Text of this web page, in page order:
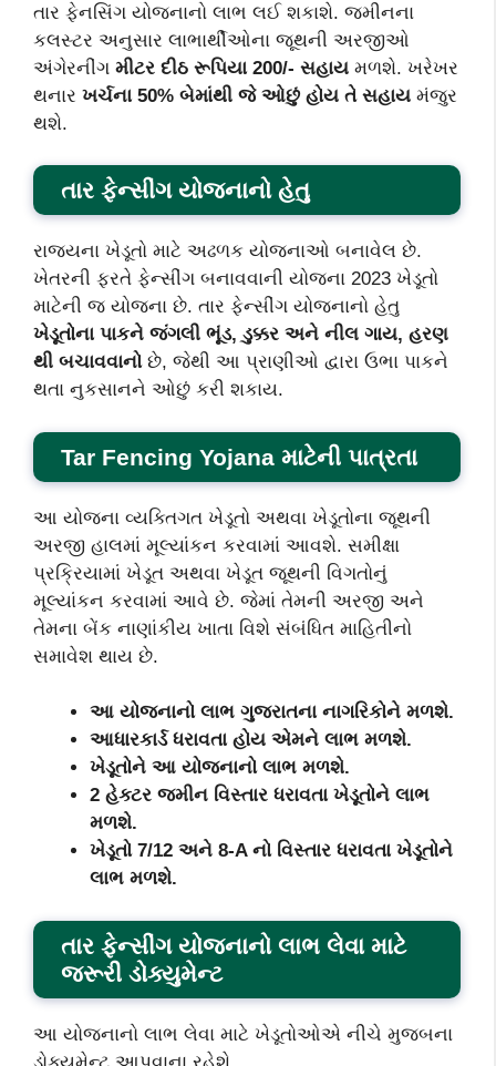
તાર ફેનસિંગ યોજનાનો લાભ લઈ શકાશે. જમીનના
કલસ્ટર અનુસાર લાભાર્થીઓના જૂથની અરજીઓ
અંગેરનીંગ મીટર દીઠ રૂપિયા 200/- સહાય મળશે. ખરેખર
થનાર ખર્ચના 50% બેમાંથી જે ઓછું હોય તે સહાય મંજુર
થશે.
તાર ફેન્સીંગ યોજનાનો હેતુ
રાજ્યના ખેડૂતો માટે અઢળક યોજનાઓ બનાવેલ છે.
ખેતરની ફરતે ફેન્સીંગ બનાવવાની યોજના 2023 ખેડૂતો
માટેની જ યોજના છે. તાર ફેન્સીંગ યોજનાનો હેતુ
ખેડૂતોના પાકને જંગલી ભૂંડ, ડુક્કર અને નીલ ગાય, હરણ
થી બચાવવાનોછે, જેથી આ પ્રાણીઓ દ્વારા ઉભા પાકને
થતા નુકસાનને ઓછું કરી શકાય.
Tar Fencing Yojana માટેની પાત્રતા
આ યોજના વ્યક્તિગત ખેડૂતો અથવા ખેડૂતોના જૂથની
અરજી હાલમાં મૂલ્યાંકન કરવામાં આવશે. સમીક્ષા
પ્રક્રિયામાં ખેડૂત અથવા ખેડૂત જૂથની વિગતોનું
મૂલ્યાંકન કરવામાં આવે છે. જેમાં તેમની અરજી અને
તેમના બેંક નાણાંકીય ખાતા વિશે સંબંધિત માહિતીનો
સમાવેશ થાય છે.
આ યોજનાનો લાભ ગુજરાતના નાગરિકોને મળશે.
આધારકાર્ડ ધરાવતા હોય એમને લાભ મળશે.
ખેડૂતોને આ યોજનાનો લાભ મળશે.
2 હેક્ટર જમીન વિસ્તાર ધરાવતા ખેડૂતોને લાભ
મળશે.
ખેડૂતો 7/12 અને 8-A નો વિસ્તાર ધરાવતા ખેડૂતોને
લાભ મળશે.
તાર ફેન્સીંગ યોજનાનો લાભ લેવા માટે
જરૂરી ડોક્યુમેન્‍ટ
આ યોજનાનો લાભ લેવા માટે ખેડૂતોઓએ નીચે મુજબના
ડોક્યુમેન્‍ટ આપવાના રહેશે.